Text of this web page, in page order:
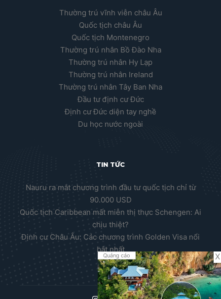
Thường trú vĩnh viễn châu Âu
Quốc tịch châu Âu
Quốc tịch Montenegro
Thường trú nhân Bồ Đào Nha
Thường trú nhân Hy Lạp
Thường trú nhân Ireland
Thường trú nhân Tây Ban Nha
Đầu tư định cư Đức
Định cư Đức diện tay nghề
Du học nước ngoài
TIN TỨC
Nauru ra mắt chương trình đầu tư quốc tịch chỉ từ
90.000 USD
Quốc tịch Caribbean mất miễn thị thực Schengen: Ai
chịu thiệt?
Định cư Châu Âu: Các chương trình Golden Visa nổi
bật nhất
Quảng cáo X